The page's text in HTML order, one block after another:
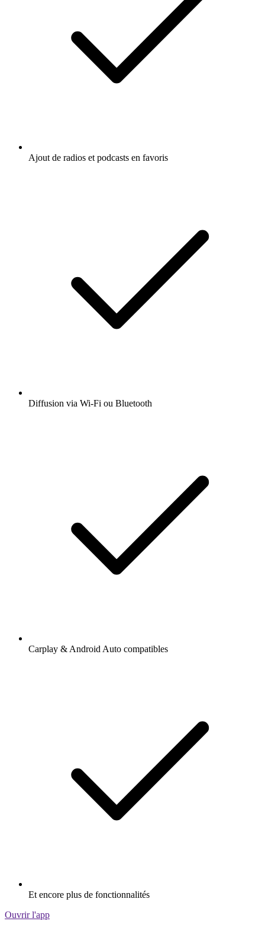
Ajout de radios et podcasts en favoris
Diffusion via Wi-Fi ou Bluetooth
Carplay & Android Auto compatibles
Et encore plus de fonctionnalités
Ouvrir l'app